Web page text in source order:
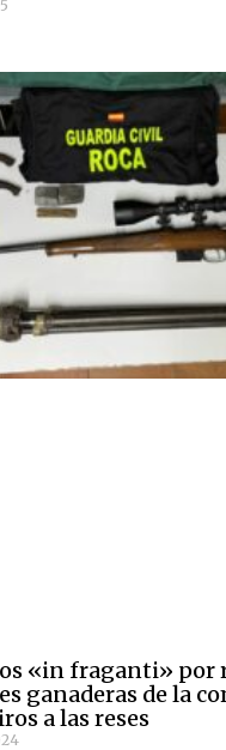
«in fraganti» por
ganaderas de la
a las reses